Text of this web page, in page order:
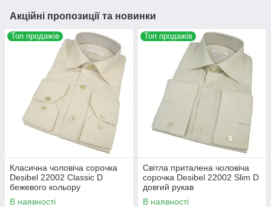
Акційні пропозиції та новинки
Топ продажів
Класична чоловіча сорочка
Desibel 22002 Classic D
бежевого кольору
В наявності
Топ продажів
Світла приталена чоловіча
сорочка Desibel 22002 Slim D
довгий рукав
В наявності